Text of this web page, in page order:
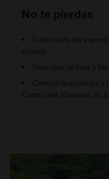
No te pierdas
Subir hasta las
Anmon
Descubrir la flora y
Conoce la ecología y
Centro del Visitante de